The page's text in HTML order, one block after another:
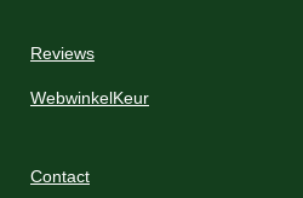
Reviews
WebwinkelKeur
Contact